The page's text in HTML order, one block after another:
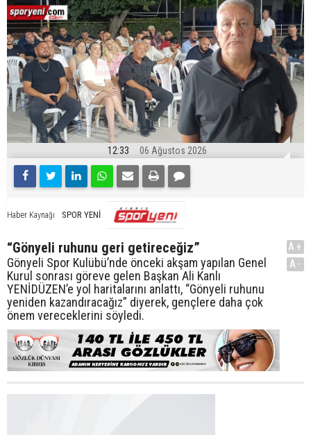
12:33 06 Ağustos 2026
Haber Kaynağı SPOR YENİ
“Gönyeli ruhunu geri getireceğiz”
Gönyeli Spor Kulübü’nde önceki akşam yapılan Genel
Kurul sonrası göreve gelen Başkan Ali Kanlı
YENİDÜZEN’e yol haritalarını anlattı, “Gönyeli ruhunu
yeniden kazandıracağız” diyerek, gençlere daha çok
önem vereceklerini söyledi.
A+
A-